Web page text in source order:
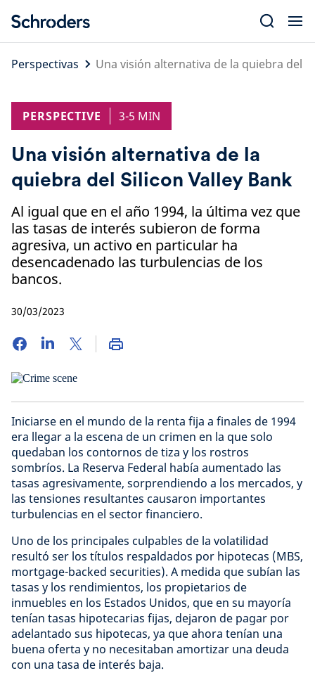
content
Perspectivas
Una visión alternativa de la quiebra del
PERSPECTIVE 3-5 MIN
Una visión alternativa de la
quiebra del Silicon Valley Bank
Al igual que en el año 1994, la última vez que
las tasas de interés subieron de forma
agresiva, un activo en particular ha
desencadenado las turbulencias de los
bancos.
30/03/2023
Iniciarse en el mundo de la renta fija a finales de 1994
era llegar a la escena de un crimen en la que solo
quedaban los contornos de tiza y los rostros
sombríos. La Reserva Federal había aumentado las
tasas agresivamente, sorprendiendo a los mercados, y
las tensiones resultantes causaron importantes
turbulencias en el sector financiero.
Uno de los principales culpables de la volatilidad
resultó ser los títulos respaldados por hipotecas (MBS,
mortgage-backed securities). A medida que subían las
tasas y los rendimientos, los propietarios de
inmuebles en los Estados Unidos, que en su mayoría
tenían tasas hipotecarias fijas, dejaron de pagar por
adelantado sus hipotecas, ya que ahora tenían una
buena oferta y no necesitaban amortizar una deuda
con una tasa de interés baja.